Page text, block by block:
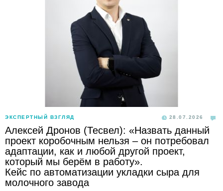
ЭКСПЕРТНЫЙ ВЗГЛЯД 28.07.2026
Алексей Дронов (Тесвел): «Назвать данный
проект коробочным нельзя – он потребовал
адаптации, как и любой другой проект,
который мы берём в работу».
Кейс по автоматизации укладки сыра для
молочного завода